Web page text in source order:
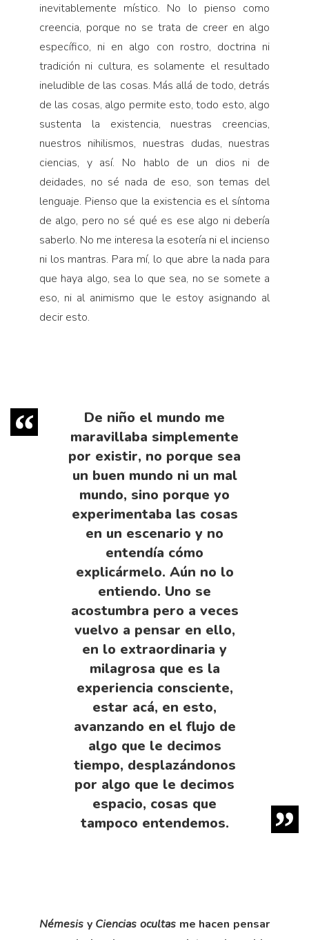
inevitablemente místico. No lo pienso como
creencia, porque no se trata de creer en algo
específico, ni en algo con rostro, doctrina ni
tradición ni cultura, es solamente el resultado
ineludible de las cosas. Más allá de todo, detrás
de las cosas, algo permite esto, todo esto, algo
sustenta la existencia, nuestras creencias,
nuestros nihilismos, nuestras dudas, nuestras
ciencias, y así. No hablo de un dios ni de
deidades, no sé nada de eso, son temas del
lenguaje. Pienso que la existencia es el síntoma
de algo, pero no sé qué es ese algo ni debería
saberlo. No me interesa la esotería ni el incienso
ni los mantras. Para mí, lo que abre la nada para
que haya algo, sea lo que sea, no se somete a
eso, ni al animismo que le estoy asignando al
decir esto.
De niño el mundo me
maravillaba simplemente
por existir, no porque sea
un buen mundo ni un mal
mundo, sino porque yo
experimentaba las cosas
en un escenario y no
entendía cómo
explicármelo. Aún no lo
entiendo. Uno se
acostumbra pero a veces
vuelvo a pensar en ello,
en lo extraordinaria y
milagrosa que es la
experiencia consciente,
estar acá, en esto,
avanzando en el flujo de
algo que le decimos
tiempo, desplazándonos
por algo que le decimos
espacio, cosas que
tampoco entendemos.
Némesisy Ciencias ocultas me hacen pensar